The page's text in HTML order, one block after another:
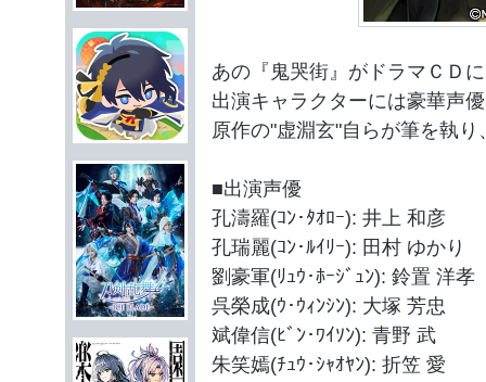
あの『鬼哭街』がドラマＣＤ
出演キャラクターには豪華声
原作の"虚淵玄"自らが筆を執
■出演声優
孔濤羅(ｺﾝ･ﾀｵﾛｰ): 井上 和彦
孔瑞麗(ｺﾝ･ﾙｲﾘｰ): 田村 ゆかり
劉豪軍(ﾘｭｳ･ﾎｰｼﾞｭﾝ): 鈴置 洋孝
呉榮成(ｳ･ｳｨﾝｼﾝ): 大塚 芳忠
斌偉信(ﾋﾞﾝ･ﾜｲｿﾝ): 青野 武
朱笑嫣(ﾁｭｳ･ｼｬｵﾔﾝ): 折笠 愛